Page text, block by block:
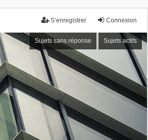
Connexion
S’enregistrer
Sujets sans réponse Sujets actifs